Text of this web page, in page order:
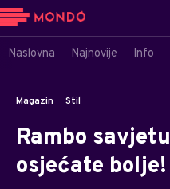
Naslovna Najnovije Info
Magazin Stil
Rambo
osjećate bolje!